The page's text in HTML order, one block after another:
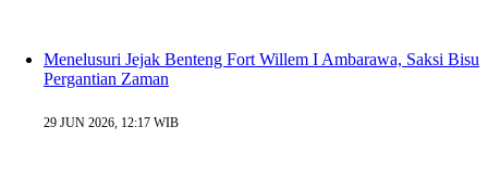
Menelusuri Jejak Benteng Fort Willem I Ambarawa, Saksi Bisu
Pergantian Zaman
29 JUN 2026, 12:17 WIB